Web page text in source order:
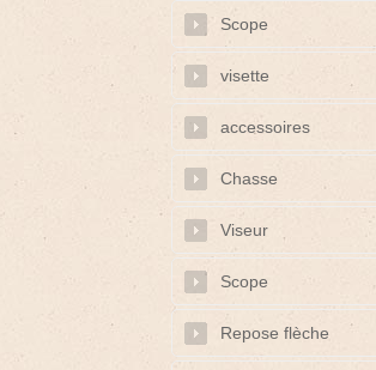
Scope
visette
accessoires
Chasse
Viseur
Scope
Repose flèche